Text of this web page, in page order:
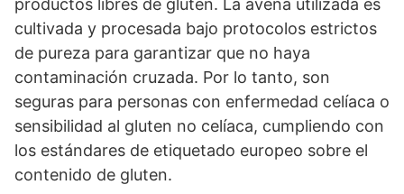
cultivada y procesada bajo protocolos estrictos
de pureza para garantizar que no haya
contaminación cruzada. Por lo tanto, son
seguras para personas con enfermedad celíaca o
sensibilidad al gluten no celíaca, cumpliendo con
los estándares de etiquetado europeo sobre el
contenido de gluten.